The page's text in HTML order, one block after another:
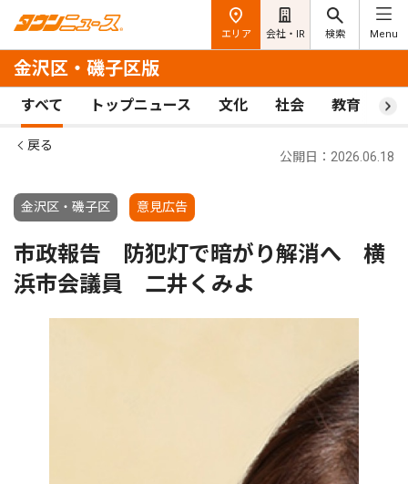
エリア 会社・IR 検索 Menu
金沢区・磯子区版
すべて トップニュース 文化 社会 教育 ス
戻る
金沢区・磯子区 意見広告
公開日：2026.06.18
市政報告 防犯灯で暗がり解消へ 横
浜市会議員 二井くみよ